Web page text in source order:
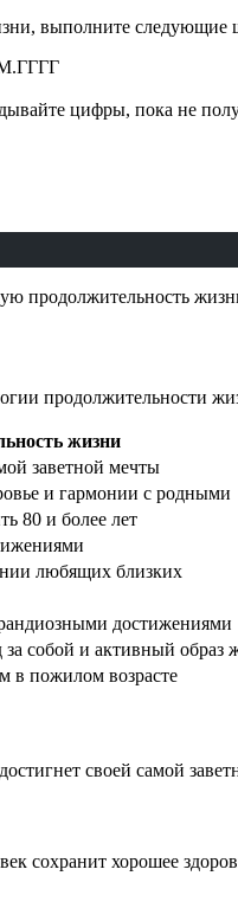
выполните следующие
цифры, пока не
продолжительность
продолжительности
жизни
заветной мечты
и гармонии с родными
80 и более лет
любящих близких
достижениями
за собой и активный образ
в пожилом возрасте
своей самой
сохранит хорошее